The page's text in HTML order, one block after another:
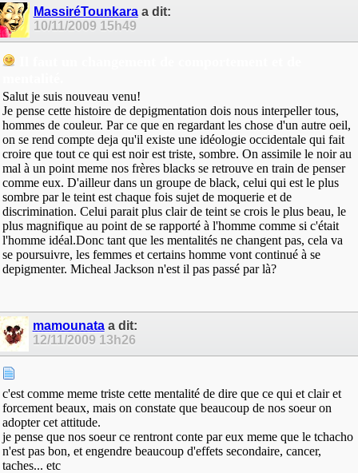
MassiréTounkaraa dit:
10/11/2009 15h49
Salut je suis nouveau venu!
Je pense cette histoire de depigmentation dois nous interpeller tous,
hommes de couleur. Par ce que en regardant les chose d'un autre oeil,
on se rend compte deja qu'il existe une idéologie occidentale qui fait
croire que tout ce qui est noir est triste, sombre. On assimile le noir au
mal à un point meme nos frères blacks se retrouve en train de penser
comme eux. D'ailleur dans un groupe de black, celui qui est le plus
sombre par le teint est chaque fois sujet de moquerie et de
discrimination. Celui parait plus clair de teint se crois le plus beau, le
plus magnifique au point de se rapporté à l'homme comme si c'était
l'homme idéal.Donc tant que les mentalités ne changent pas, cela va
se poursuivre, les femmes et certains homme vont continué à se
depigmenter. Micheal Jackson n'est il pas passé par là?
mamounataa dit:
12/11/2009 13h26
c'est comme meme triste cette mentalité de dire que ce qui et clair et
forcement beaux, mais on constate que beaucoup de nos soeur on
adopter cet attitude.
je pense que nos soeur ce rentront conte par eux meme que le tchacho
n'est pas bon, et engendre beaucoup d'effets secondaire, cancer,
taches... etc